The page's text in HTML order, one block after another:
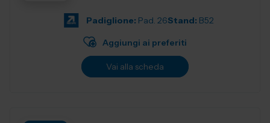
Padiglione: Pad. 26Stand: B52
Aggiungi ai preferiti
Vai alla scheda